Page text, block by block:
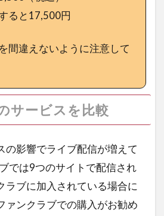
ると17,500円
間違えないように注意して
サービスを比較
の影響でライブ配信が増えて
では9つのサイトで配信され
ラブに加入されている場合に
ァンクラブでの購入がお勧め